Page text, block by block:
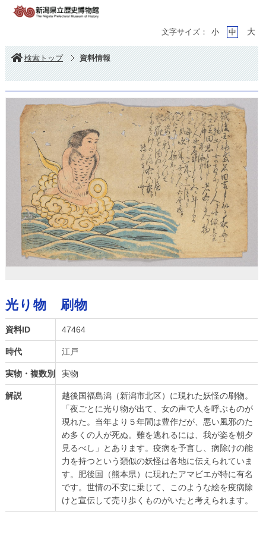
文字サイズ： 小 中 大
検索トップ 資料情報
光り物 刷物
資料ID 47464
時代 江戸
実物・複数別 実物
解説
越後国福島潟（新潟市北区）に現れた妖怪の刷物。
「夜ごとに光り物が出て、女の声で人を呼ぶものが
現れた。当年より５年間は豊作だが、悪い風邪のた
め多くの人が死ぬ。難を逃れるには、我が姿を朝夕
見るべし」とあります。疫病を予言し、病除けの能
力を持つという類似の妖怪は各地に伝えられていま
す。肥後国（熊本県）に現れたアマビエが特に有名
です。世情の不安に乗じて、このような絵を疫病除
けと宣伝して売り歩くものがいたと考えられます。